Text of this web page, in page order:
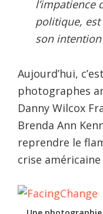
l’impatience
politique, est
son
Aujourd’hui,
photographes
Danny Wilcox
Brenda Ann
reprendre le
crise